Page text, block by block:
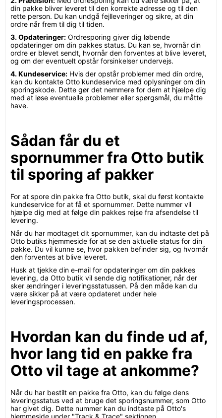
din pakke bliver leveret til den korrekte adresse og til den
rette person. Du kan undgå fejlleveringer og sikre, at din
ordre når frem til dig til tiden.
3. Opdateringer: Ordresporing giver dig løbende
opdateringer om din pakkes status. Du kan se, hvornår din
ordre er blevet sendt, hvornår den forventes at blive leveret,
og om der eventuelt opstår forsinkelser undervejs.
4. Kundeservice: Hvis der opstår problemer med din ordre,
kan du kontakte Otto kundeservice med oplysninger om din
sporingskode. Dette gør det nemmere for dem at hjælpe dig
med at løse eventuelle problemer eller spørgsmål, du måtte
have.
Sådan får du et
spornummer fra Otto butik
til sporing af pakker
For at spore din pakke fra Otto butik, skal du først kontakte
kundeservice for at få et spornummer. Dette nummer vil
hjælpe dig med at følge din pakkes rejse fra afsendelse til
levering.
Når du har modtaget dit spornummer, kan du indtaste det på
Otto butiks hjemmeside for at se den aktuelle status for din
pakke. Du vil kunne se, hvor pakken befinder sig, og hvornår
den forventes at blive leveret.
Husk at tjekke din e-mail for opdateringer om din pakkes
levering, da Otto butik vil sende dig notifikationer, når der
sker ændringer i leveringsstatussen. På den måde kan du
være sikker på at være opdateret under hele
leveringsprocessen.
Hvordan kan du finde ud af,
hvor lang tid en pakke fra
Otto vil tage at ankomme?
Når du har bestilt en pakke fra Otto, kan du følge dens
leveringsstatus ved at bruge det sporingsnummer, som Otto
har givet dig. Dette nummer kan du indtaste på Otto's
hjemmeside under "Track & Trace" sektionen.